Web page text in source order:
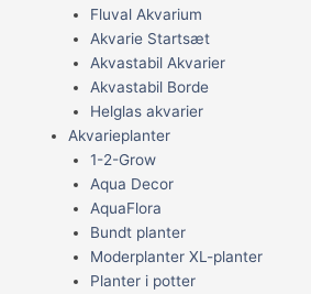
Fluval Akvarium
Akvarie Startsæt
Akvastabil Akvarier
Akvastabil Borde
Helglas akvarier
Akvarieplanter
1-2-Grow
Aqua Decor
AquaFlora
Bundt planter
Moderplanter XL-planter
Planter i potter